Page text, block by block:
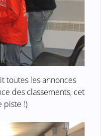
toutes les annonces
des classements, cet
piste !)